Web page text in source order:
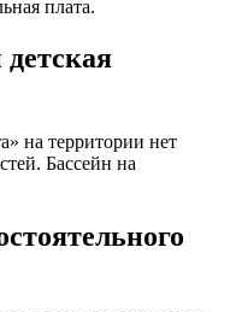
плата.
на территории нет
Бассейн на